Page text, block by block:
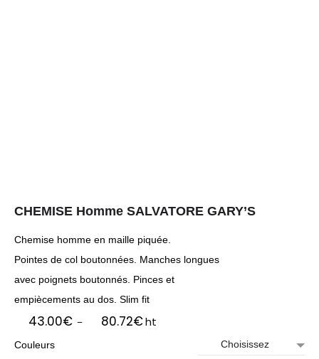
CHEMISE Homme SALVATORE GARY’S
Chemise homme en maille piquée.
Pointes de col boutonnées. Manches longues
avec poignets boutonnés. Pinces et
empiècements au dos. Slim fit
43.00€ – 80.72€Plage
ht
Couleurs